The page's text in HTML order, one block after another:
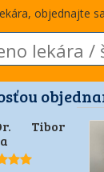
objednajte
Tibor